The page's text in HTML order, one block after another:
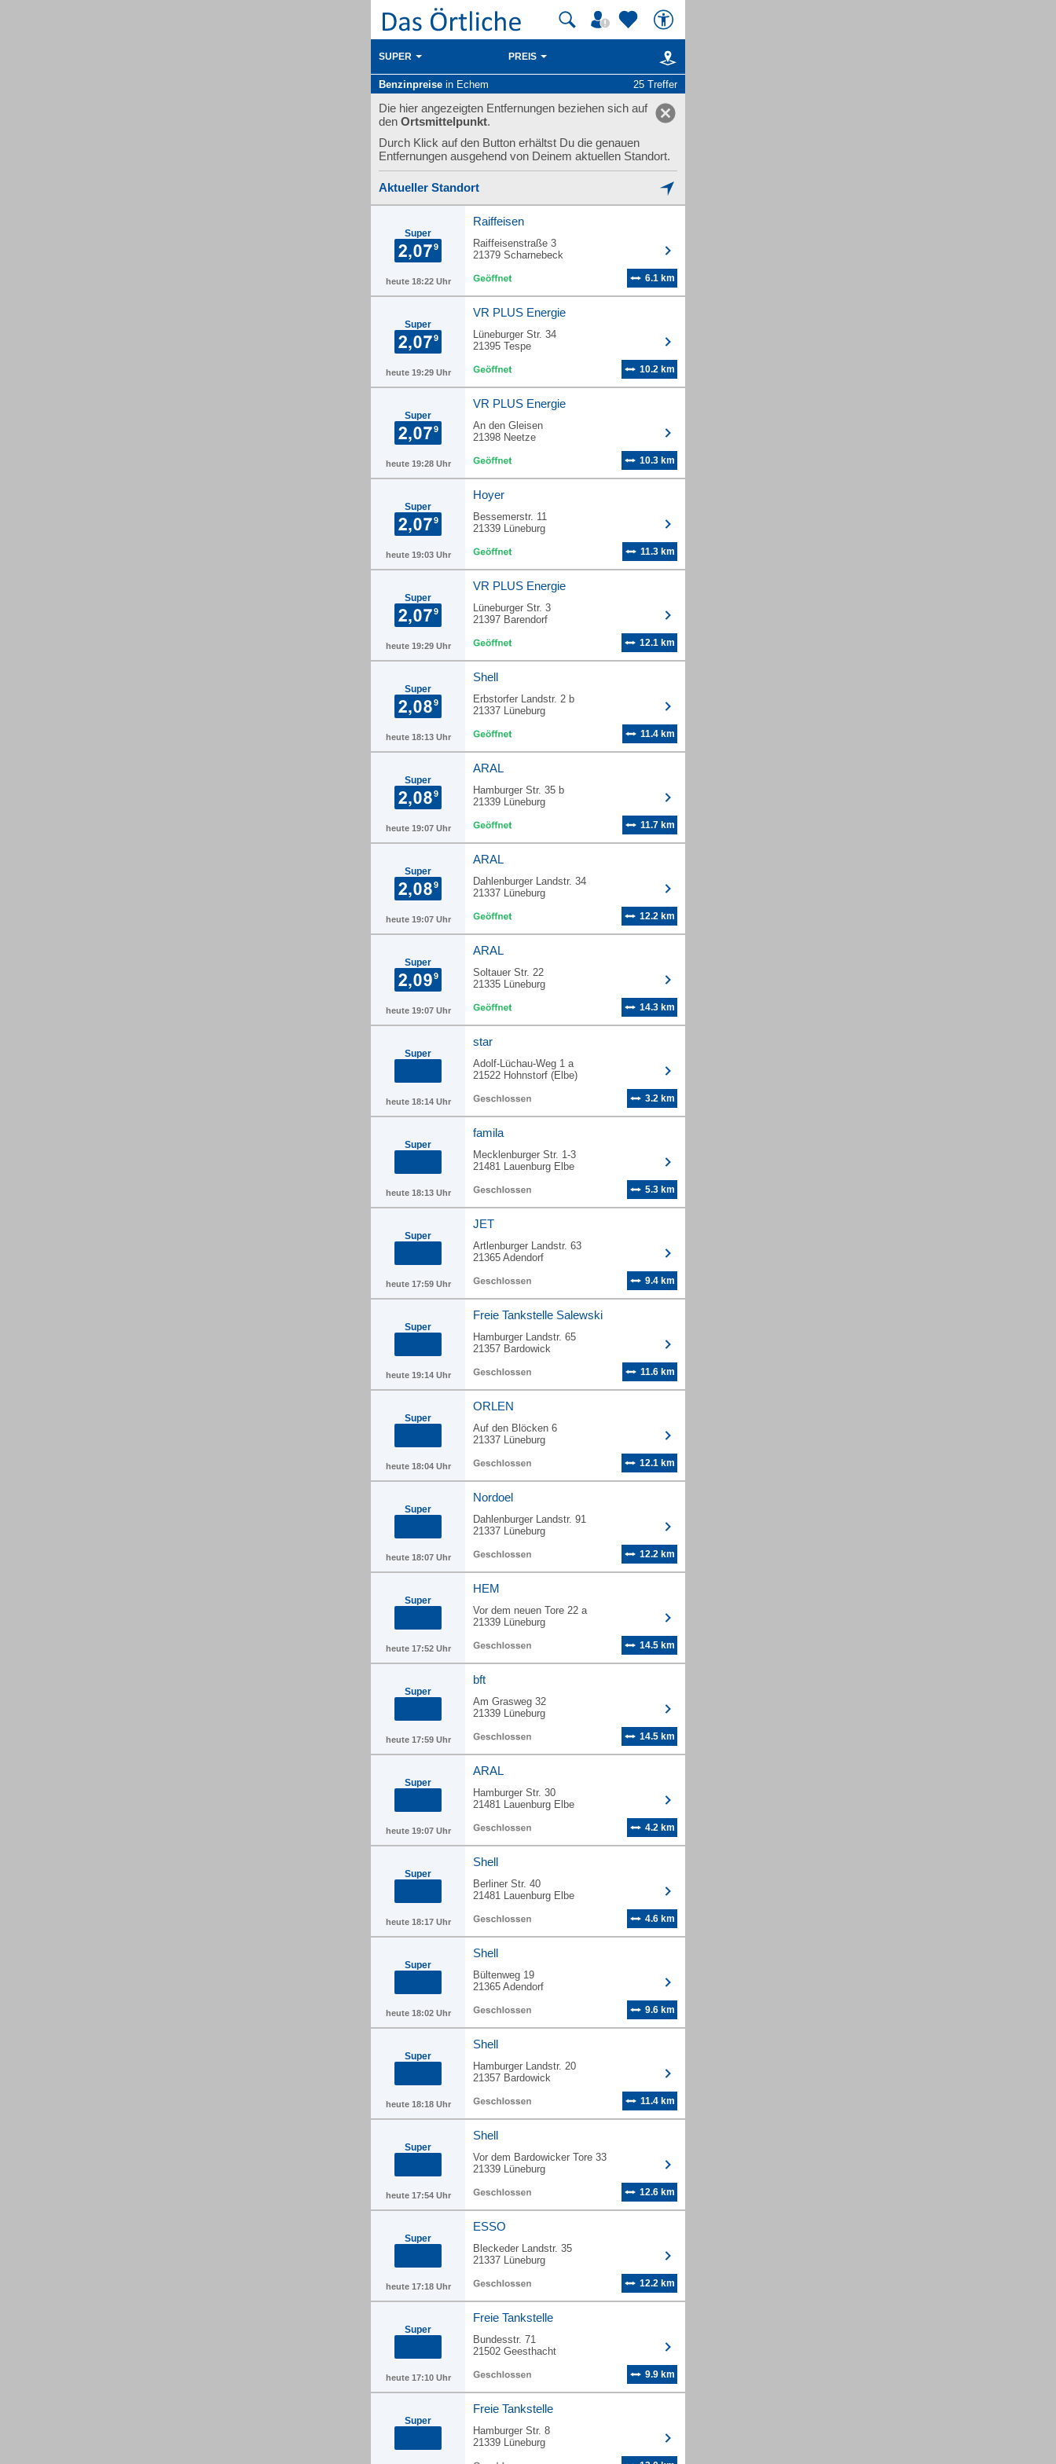
SUPER PREIS
Benzinpreise in Echem 25 Treffer
Die hier angezeigten Entfernungen beziehen sich auf
den Ortsmittelpunkt.
Durch Klick auf den Button erhältst Du die genauen
Entfernungen ausgehend von Deinem aktuellen Standort.
Aktueller Standort
Super
heute 18:22 Uhr
Raiffeisen
Raiffeisenstraße 3
21379 Scharnebeck
6.1 km
Super
heute 19:29 Uhr
VR PLUS Energie
Lüneburger Str. 34
21395 Tespe
10.2 km
Super
heute 19:28 Uhr
VR PLUS Energie
An den Gleisen
21398 Neetze
10.3 km
Super
heute 19:03 Uhr
Hoyer
Bessemerstr. 11
21339 Lüneburg
11.3 km
Super
heute 19:29 Uhr
VR PLUS Energie
Lüneburger Str. 3
21397 Barendorf
12.1 km
Super
heute 18:13 Uhr
Shell
Erbstorfer Landstr. 2 b
21337 Lüneburg
11.4 km
Super
heute 19:07 Uhr
ARAL
Hamburger Str. 35 b
21339 Lüneburg
11.7 km
Super
heute 19:07 Uhr
ARAL
Dahlenburger Landstr. 34
21337 Lüneburg
12.2 km
Super
heute 19:07 Uhr
ARAL
Soltauer Str. 22
21335 Lüneburg
14.3 km
Super
heute 18:14 Uhr
star
Adolf-Lüchau-Weg 1 a
21522 Hohnstorf (Elbe)
3.2 km
Super
heute 18:13 Uhr
famila
Mecklenburger Str. 1-3
21481 Lauenburg Elbe
5.3 km
Super
heute 17:59 Uhr
JET
Artlenburger Landstr. 63
21365 Adendorf
9.4 km
Super
heute 19:14 Uhr
Freie Tankstelle Salewski
Hamburger Landstr. 65
21357 Bardowick
11.6 km
Super
heute 18:04 Uhr
ORLEN
Auf den Blöcken 6
21337 Lüneburg
12.1 km
Super
heute 18:07 Uhr
Nordoel
Dahlenburger Landstr. 91
21337 Lüneburg
12.2 km
Super
heute 17:52 Uhr
HEM
Vor dem neuen Tore 22 a
21339 Lüneburg
14.5 km
Super
heute 17:59 Uhr
bft
Am Grasweg 32
21339 Lüneburg
14.5 km
Super
heute 19:07 Uhr
ARAL
Hamburger Str. 30
21481 Lauenburg Elbe
4.2 km
Super
heute 18:17 Uhr
Shell
Berliner Str. 40
21481 Lauenburg Elbe
4.6 km
Super
heute 18:02 Uhr
Shell
Bültenweg 19
21365 Adendorf
9.6 km
Super
heute 18:18 Uhr
Shell
Hamburger Landstr. 20
21357 Bardowick
11.4 km
Super
heute 17:54 Uhr
Shell
Vor dem Bardowicker Tore 33
21339 Lüneburg
12.6 km
Super
heute 17:18 Uhr
ESSO
Bleckeder Landstr. 35
21337 Lüneburg
12.2 km
Super
heute 17:10 Uhr
Freie Tankstelle
Bundesstr. 71
21502 Geesthacht
9.9 km
Super
Freie Tankstelle
Hamburger Str. 8
21339 Lüneburg